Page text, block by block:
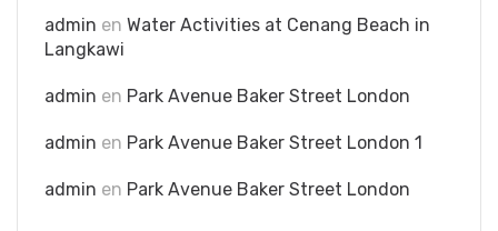
admin en Water Activities at Cenang Beach in
Langkawi
admin en Park Avenue Baker Street London
admin en Park Avenue Baker Street London 1
admin en Park Avenue Baker Street London